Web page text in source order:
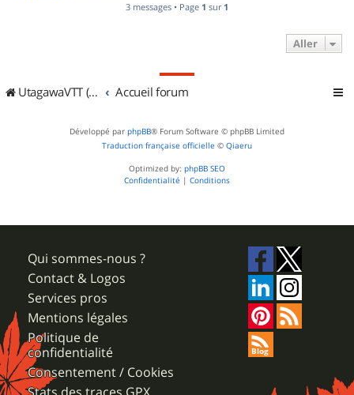
3 messages • Page 1 sur 1
Aller
UtagawaVTT (Randos VTT et VTTAE avec traces GPS) Accueil forum
Développé par phpBB® Forum Software © phpBB Limited
Traduction française officielle © Qiaeru
Optimized by: phpBB SEO
Confidentialité | Conditions
Qui sommes-nous ?
Contact & Logos
Services pros
Mentions légales
Politique de
confidentialité
Consentement / Cookies